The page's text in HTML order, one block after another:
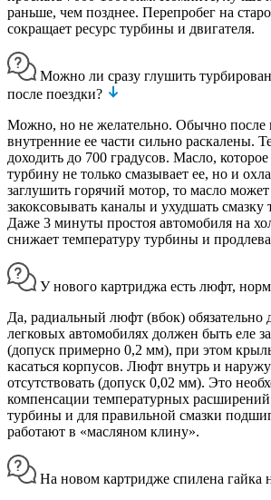
раньше, чем позднее. Перепробег на
сокращает ресурс турбины и двигателя.
Можно ли сразу глушить
после поездки?
Можно, но не желательно. Обычно после
внутренние ее части сильно раскалены.
доходить до 700 градусов. Масло,
турбину не только смазывает ее, но и
заглушить горячий мотор, то масло может
закоксовывать каналы и ухудшать
Даже 3 минуты простоя автомобиля на
снижает температуру турбины и
У нового картриджа есть люфт,
Да, радиальный люфт (вбок) обязательно
легковых автомобилях должен быть еле
(допуск примерно 0,2 мм), при этом
касаться корпусов. Люфт внутрь и
отсутствовать (допуск 0,02 мм). Это
компенсации температурных
турбины и для правильной смазки
работают в «масляном клину».
На новом картридже спилена гайка